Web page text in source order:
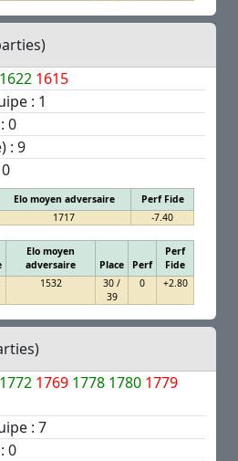
1622 1615
: 1
0
: 9
Elo moyen adversaire
Perf Fide
1717 -7.40
Elo moyen
adversaire
Place Perf
Perf
Fide
1532
30 /
39
0 +2.80
1772 1769 1778 1780 1779
: 7
0